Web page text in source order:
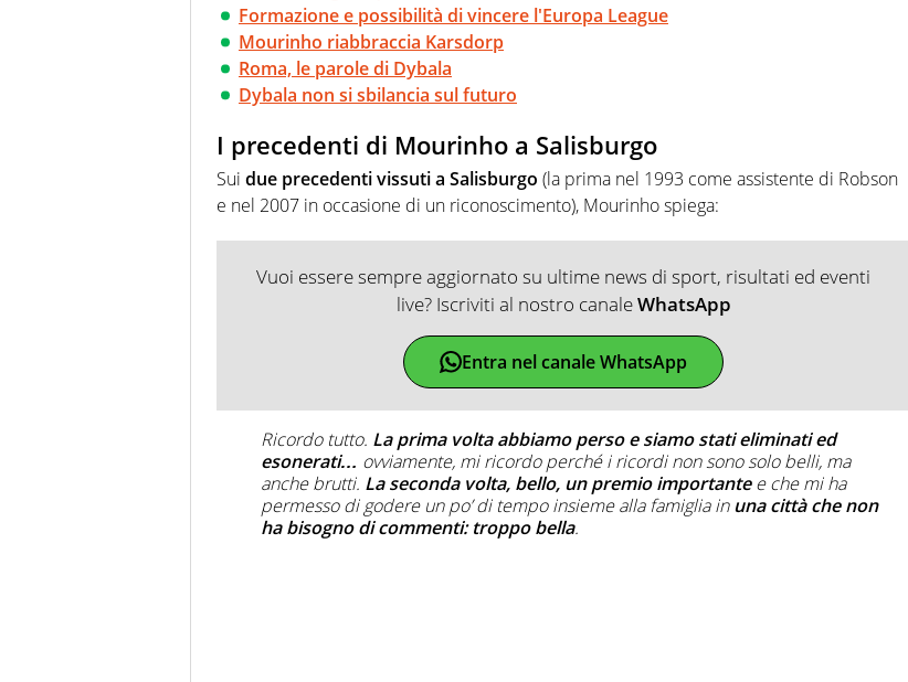
Formazione e possibilità di vincere l'Europa League
Mourinho riabbraccia Karsdorp
Roma, le parole di Dybala
Dybala non si sbilancia sul futuro
I precedenti di Mourinho a Salisburgo
Sui due precedenti vissuti a Salisburgo (la prima nel 1993 come assistente di Robson
e nel 2007 in occasione di un riconoscimento), Mourinho spiega:
Vuoi essere sempre aggiornato su ultime news di sport, risultati ed eventi
live? Iscriviti al nostro canaleWhatsApp
Entra nel canale WhatsApp
Ricordo tutto. La prima volta abbiamo perso e siamo stati eliminati ed
esonerati… ovviamente, mi ricordo perché i ricordi non sono solo belli, ma
anche brutti. La seconda volta, bello, un premio importantee che mi ha
permesso di godere un po’ di tempo insieme alla famiglia inuna città che non
ha bisogno di commenti: troppo bella.